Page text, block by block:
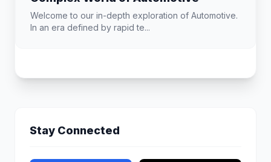
Welcome to our in-depth exploration of Automotive.
In an era defined by rapid te...
Stay Connected